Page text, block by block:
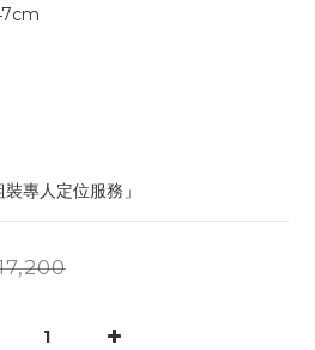
專人定位服務」